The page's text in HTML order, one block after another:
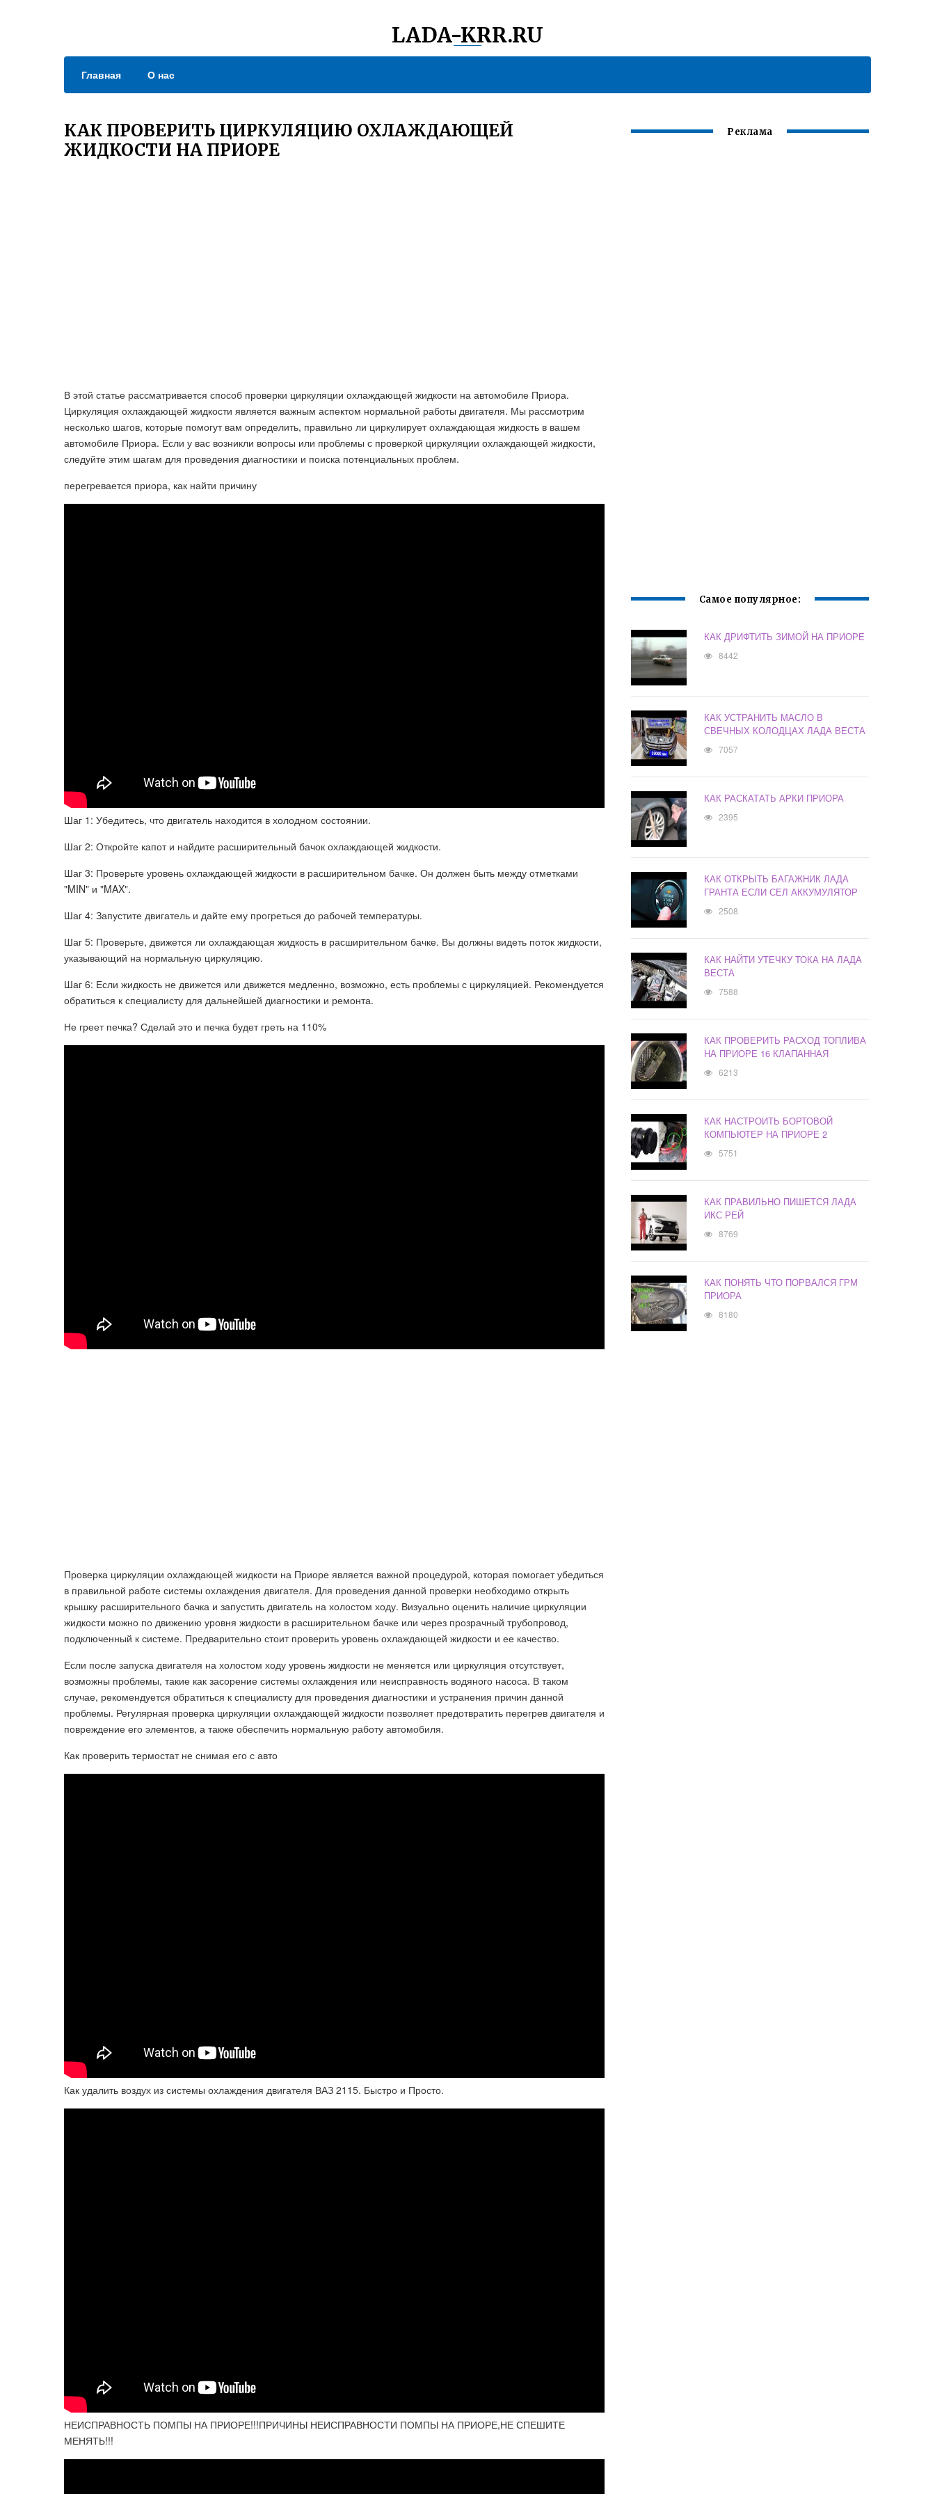
LADA-KRR.RU
Главная О нас
КАК ПРОВЕРИТЬ ЦИРКУЛЯЦИЮ ОХЛАЖДАЮЩЕЙ
ЖИДКОСТИ НА ПРИОРЕ
В этой статье рассматривается способ проверки циркуляции охлаждающей жидкости на автомобиле Приора.
Циркуляция охлаждающей жидкости является важным аспектом нормальной работы двигателя. Мы рассмотрим
несколько шагов, которые помогут вам определить, правильно ли циркулирует охлаждающая жидкость в вашем
автомобиле Приора. Если у вас возникли вопросы или проблемы с проверкой циркуляции охлаждающей жидкости,
следуйте этим шагам для проведения диагностики и поиска потенциальных проблем.
перегревается приора, как найти причину
Шаг 1: Убедитесь, что двигатель находится в холодном состоянии.
Шаг 2: Откройте капот и найдите расширительный бачок охлаждающей жидкости.
Шаг 3: Проверьте уровень охлаждающей жидкости в расширительном бачке. Он должен быть между отметками
"MIN" и "MAX".
Шаг 4: Запустите двигатель и дайте ему прогреться до рабочей температуры.
Шаг 5: Проверьте, движется ли охлаждающая жидкость в расширительном бачке. Вы должны видеть поток жидкости,
указывающий на нормальную циркуляцию.
Шаг 6: Если жидкость не движется или движется медленно, возможно, есть проблемы с циркуляцией. Рекомендуется
обратиться к специалисту для дальнейшей диагностики и ремонта.
Не греет печка? Сделай это и печка будет греть на 110%
Проверка циркуляции охлаждающей жидкости на Приоре является важной процедурой, которая помогает убедиться
в правильной работе системы охлаждения двигателя. Для проведения данной проверки необходимо открыть
крышку расширительного бачка и запустить двигатель на холостом ходу. Визуально оценить наличие циркуляции
жидкости можно по движению уровня жидкости в расширительном бачке или через прозрачный трубопровод,
подключенный к системе. Предварительно стоит проверить уровень охлаждающей жидкости и ее качество.
Если после запуска двигателя на холостом ходу уровень жидкости не меняется или циркуляция отсутствует,
возможны проблемы, такие как засорение системы охлаждения или неисправность водяного насоса. В таком
случае, рекомендуется обратиться к специалисту для проведения диагностики и устранения причин данной
проблемы. Регулярная проверка циркуляции охлаждающей жидкости позволяет предотвратить перегрев двигателя и
повреждение его элементов, а также обеспечить нормальную работу автомобиля.
Как проверить термостат не снимая его с авто
Как удалить воздух из системы охлаждения двигателя ВАЗ 2115. Быстро и Просто.
НЕИСПРАВНОСТЬ ПОМПЫ НА ПРИОРЕ!!!ПРИЧИНЫ НЕИСПРАВНОСТИ ПОМПЫ НА ПРИОРЕ,НЕ СПЕШИТЕ
МЕНЯТЬ!!!
Реклама
Самое популярное:
КАК ДРИФТИТЬ ЗИМОЙ НА ПРИОРЕ
8442
КАК УСТРАНИТЬ МАСЛО В
СВЕЧНЫХ КОЛОДЦАХ ЛАДА ВЕСТА
7057
КАК РАСКАТАТЬ АРКИ ПРИОРА
2395
КАК ОТКРЫТЬ БАГАЖНИК ЛАДА
ГРАНТА ЕСЛИ СЕЛ АККУМУЛЯТОР
2508
КАК НАЙТИ УТЕЧКУ ТОКА НА ЛАДА
ВЕСТА
7588
КАК ПРОВЕРИТЬ РАСХОД ТОПЛИВА
НА ПРИОРЕ 16 КЛАПАННАЯ
6213
КАК НАСТРОИТЬ БОРТОВОЙ
КОМПЬЮТЕР НА ПРИОРЕ 2
5751
КАК ПРАВИЛЬНО ПИШЕТСЯ ЛАДА
ИКС РЕЙ
8769
КАК ПОНЯТЬ ЧТО ПОРВАЛСЯ ГРМ
ПРИОРА
8180